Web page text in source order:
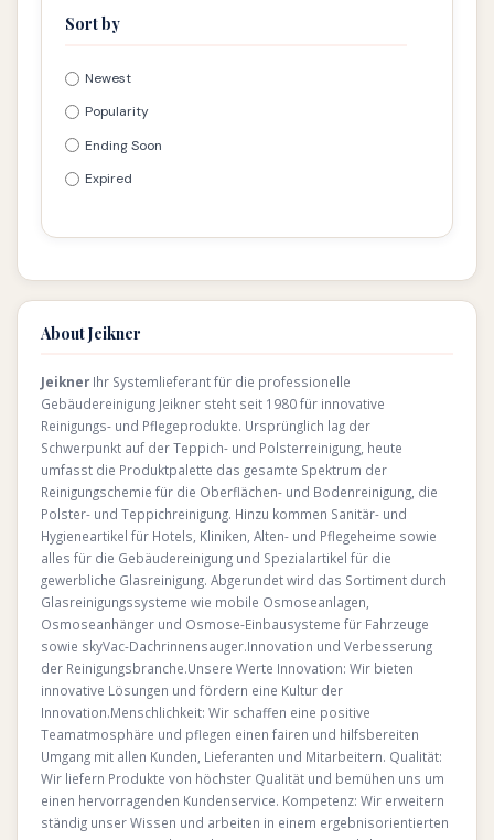
Sort by
Newest
Popularity
Ending Soon
Expired
About Jeikner
Jeikner Ihr Systemlieferant für die professionelle
Gebäudereinigung Jeikner steht seit 1980 für innovative
Reinigungs- und Pflegeprodukte. Ursprünglich lag der
Schwerpunkt auf der Teppich- und Polsterreinigung, heute
umfasst die Produktpalette das gesamte Spektrum der
Reinigungschemie für die Oberflächen- und Bodenreinigung, die
Polster- und Teppichreinigung. Hinzu kommen Sanitär- und
Hygieneartikel für Hotels, Kliniken, Alten- und Pflegeheime sowie
alles für die Gebäudereinigung und Spezialartikel für die
gewerbliche Glasreinigung. Abgerundet wird das Sortiment durch
Glasreinigungssysteme wie mobile Osmoseanlagen,
Osmoseanhänger und Osmose-Einbausysteme für Fahrzeuge
sowie skyVac-Dachrinnensauger.Innovation und Verbesserung
der Reinigungsbranche.Unsere Werte Innovation: Wir bieten
innovative Lösungen und fördern eine Kultur der
Innovation.Menschlichkeit: Wir schaffen eine positive
Teamatmosphäre und pflegen einen fairen und hilfsbereiten
Umgang mit allen Kunden, Lieferanten und Mitarbeitern. Qualität:
Wir liefern Produkte von höchster Qualität und bemühen uns um
einen hervorragenden Kundenservice. Kompetenz: Wir erweitern
ständig unser Wissen und arbeiten in einem ergebnisorientierten